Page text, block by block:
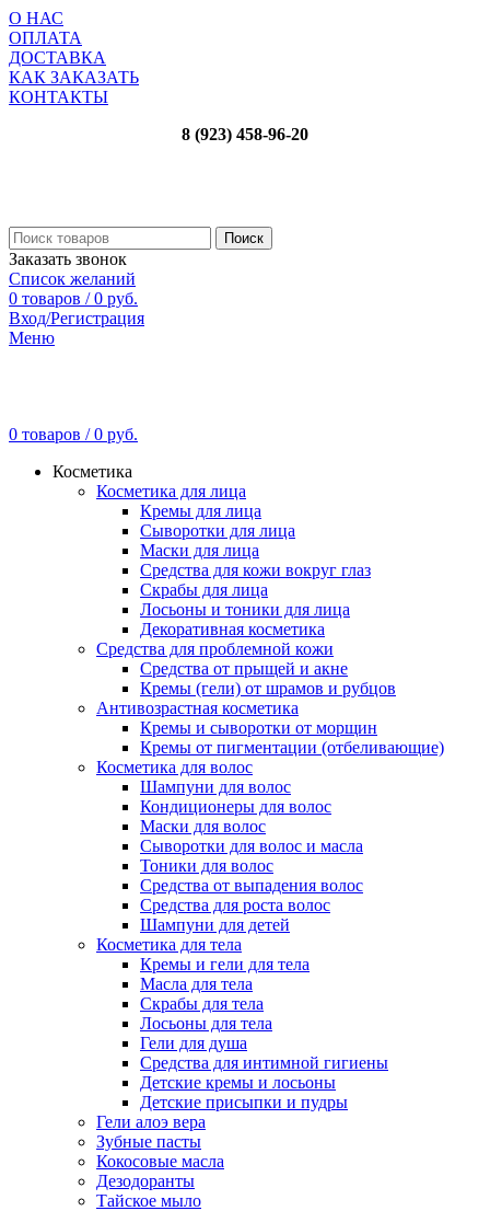
О НАС
ОПЛАТА
ДОСТАВКА
КАК ЗАКАЗАТЬ
КОНТАКТЫ
8 (923) 458-96-20
Поиск
Заказать звонок
Список желаний
0 товаров / 0 руб.
Вход/Регистрация
Меню
0 товаров / 0 руб.
Косметика
Косметика для лица
Кремы для лица
Сыворотки для лица
Маски для лица
Средства для кожи вокруг глаз
Скрабы для лица
Лосьоны и тоники для лица
Декоративная косметика
Средства для проблемной кожи
Средства от прыщей и акне
Кремы (гели) от шрамов и рубцов
Антивозрастная косметика
Кремы и сыворотки от морщин
Кремы от пигментации (отбеливающие)
Косметика для волос
Шампуни для волос
Кондиционеры для волос
Маски для волос
Сыворотки для волос и масла
Тоники для волос
Средства от выпадения волос
Средства для роста волос
Шампуни для детей
Косметика для тела
Кремы и гели для тела
Масла для тела
Скрабы для тела
Лосьоны для тела
Гели для душа
Средства для интимной гигиены
Детские кремы и лосьоны
Детские присыпки и пудры
Гели алоэ вера
Зубные пасты
Кокосовые масла
Дезодоранты
Тайское мыло